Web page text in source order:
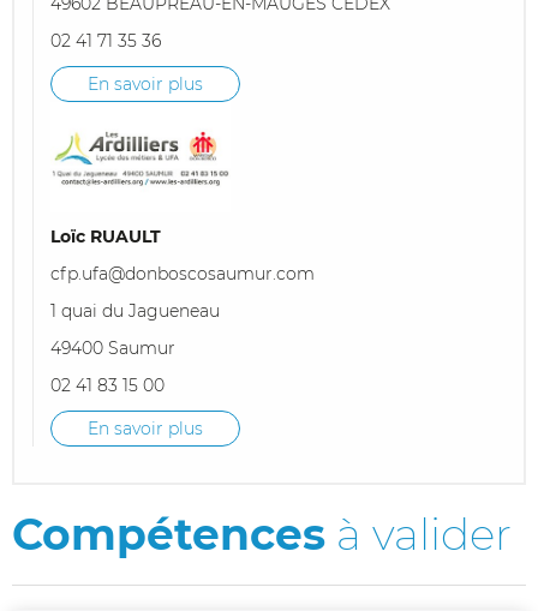
02 41 71 35 36
En savoir plus
Loïc RUAULT
cfp.ufa@donboscosaumur.com
1 quai du Jagueneau
49400 Saumur
02 41 83 15 00
En savoir plus
Compétences à valider